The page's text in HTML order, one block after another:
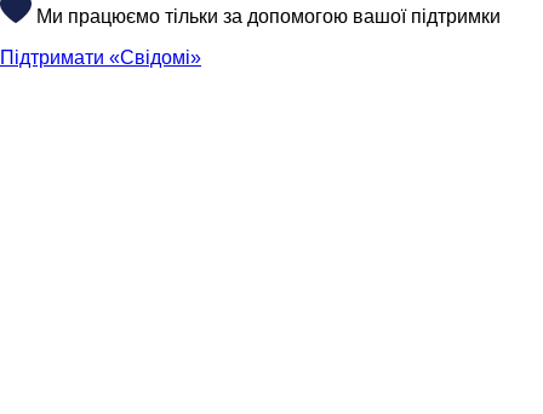
Ми працюємо тільки за допомогою вашої підтримки
Підтримати «Свідомі»